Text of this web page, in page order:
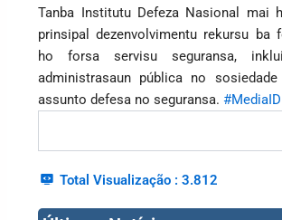
Tanba Institutu Defeza Nasional mai
prinsipal dezenvolvimentu rekursu ba
ho forsa servisu seguransa,
administrasaun pública no
assunto defesa no seguransa.
Total Visualização : 3.812